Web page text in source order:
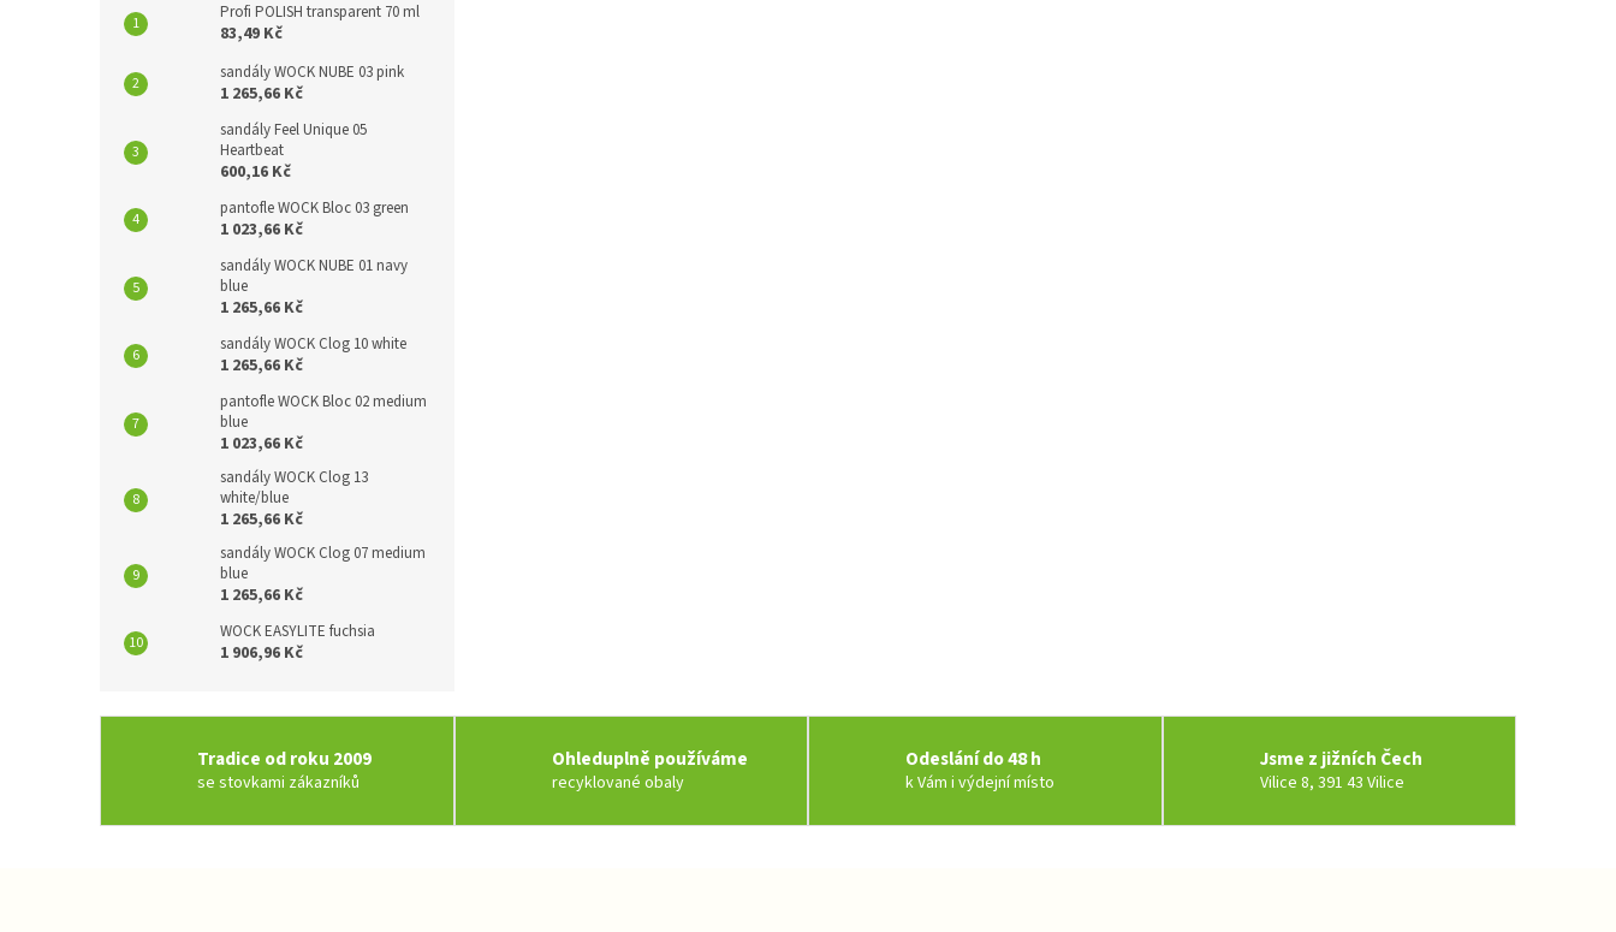
Profi POLISH transparent 70 ml
83,49 Kč
sandály WOCK NUBE 03 pink
1 265,66 Kč
sandály Feel Unique 05
Heartbeat
600,16 Kč
pantofle WOCK Bloc 03 green
1 023,66 Kč
sandály WOCK NUBE 01 navy
blue
1 265,66 Kč
sandály WOCK Clog 10 white
1 265,66 Kč
pantofle WOCK Bloc 02 medium
blue
1 023,66 Kč
sandály WOCK Clog 13
white/blue
1 265,66 Kč
sandály WOCK Clog 07 medium
blue
1 265,66 Kč
WOCK EASYLITE fuchsia
1 906,96 Kč
Tradice od roku 2009
se stovkami zákazníků
Ohleduplně používáme
recyklované obaly
Odeslání do 48 h
k Vám i výdejní místo
Jsme z jižních Čech
Vilice 8, 391 43 Vilice